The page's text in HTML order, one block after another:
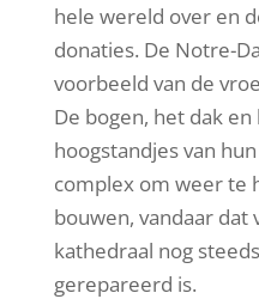
hele wereld over en
donaties. De Notre-
voorbeeld van de
De bogen, het dak
hoogstandjes van
complex om weer te
bouwen, vandaar dat
kathedraal nog
gerepareerd is.